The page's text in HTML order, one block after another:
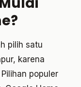
pilih satu
karena
populer